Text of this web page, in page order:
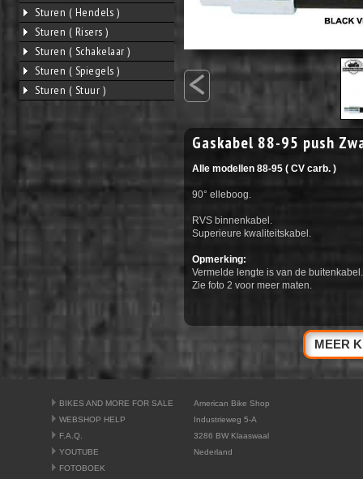
Sturen ( Hendels )
Sturen ( Risers )
Sturen ( Schakelaar )
Sturen ( Spiegels )
Sturen ( Stuur )
<
Gaskabel 88-95 push
Alle modellen 88-95 ( CV carb. )
90° elleboog.
RVS binnenkabel.
Superieure kwaliteitskabel.
Opmerking:
Vermelde lengte is van de buitenkabel.
Zie foto 2 voor meer maten.
MEER
BIKES AND MORE FOR SALE
WEBSHOP HELP
F.A.Q.
YOUTUBE
FOTOBOEK
American Bike Shop
Industrieweg 5-A
3286 BW Klaaswaal
Nederland